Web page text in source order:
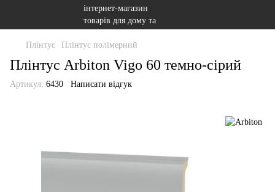
Плінтус Плінтус полімерний
Плінтус Arbiton Vigo 60 темно-сірий
Артикул: 6430 Написати відгук